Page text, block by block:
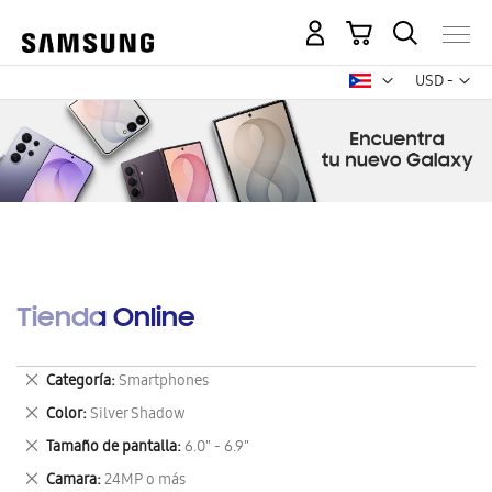
USD -
dólar
Mi carrito
Tienda Online
Categoría Smartphones
Eliminar
este
artículo
Color Silver Shadow
Eliminar
este
artículo
Tamaño de pantalla 6.0" - 6.9"
Eliminar
este
Camara 24MP o más
Eliminar